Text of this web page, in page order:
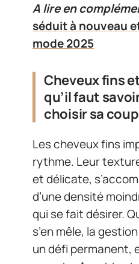
A lire en
séduit à nouveau
mode 2025
Cheveux fins
qu’il faut
choisir sa
Les cheveux fins
rythme. Leur
et délicate,
d’une densité
qui se fait désirer.
s’en mêle, la
un défi permanent,